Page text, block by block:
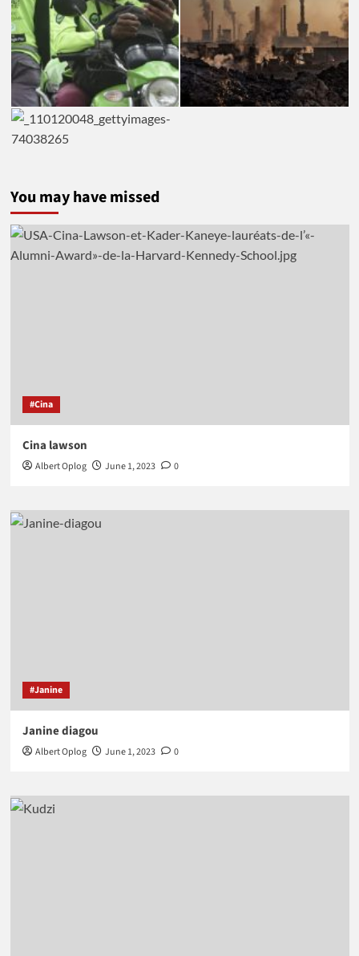
You may have missed
#Cina
Cina lawson
Albert Oplog June 1, 2023 0
#Janine
Janine diagou
Albert Oplog June 1, 2023 0